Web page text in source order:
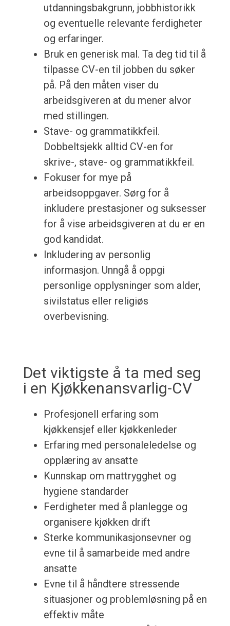
utdanningsbakgrunn, jobbhistorikk
og eventuelle relevante ferdigheter
og erfaringer.
Bruk en generisk mal. Ta deg tid til å
tilpasse CV-en til jobben du søker
på. På den måten viser du
arbeidsgiveren at du mener alvor
med stillingen.
Stave- og grammatikkfeil.
Dobbeltsjekk alltid CV-en for
skrive-, stave- og grammatikkfeil.
Fokuser for mye på
arbeidsoppgaver. Sørg for å
inkludere prestasjoner og suksesser
for å vise arbeidsgiveren at du er en
god kandidat.
Inkludering av personlig
informasjon. Unngå å oppgi
personlige opplysninger som alder,
sivilstatus eller religiøs
overbevisning.
Det viktigste å ta med seg
i en Kjøkkenansvarlig-CV
Profesjonell erfaring som
kjøkkensjef eller kjøkkenleder
Erfaring med personaleledelse og
opplæring av ansatte
Kunnskap om mattrygghet og
hygiene standarder
Ferdigheter med å planlegge og
organisere kjøkken drift
Sterke kommunikasjonsevner og
evne til å samarbeide med andre
ansatte
Evne til å håndtere stressende
situasjoner og problemløsning på en
effektiv måte